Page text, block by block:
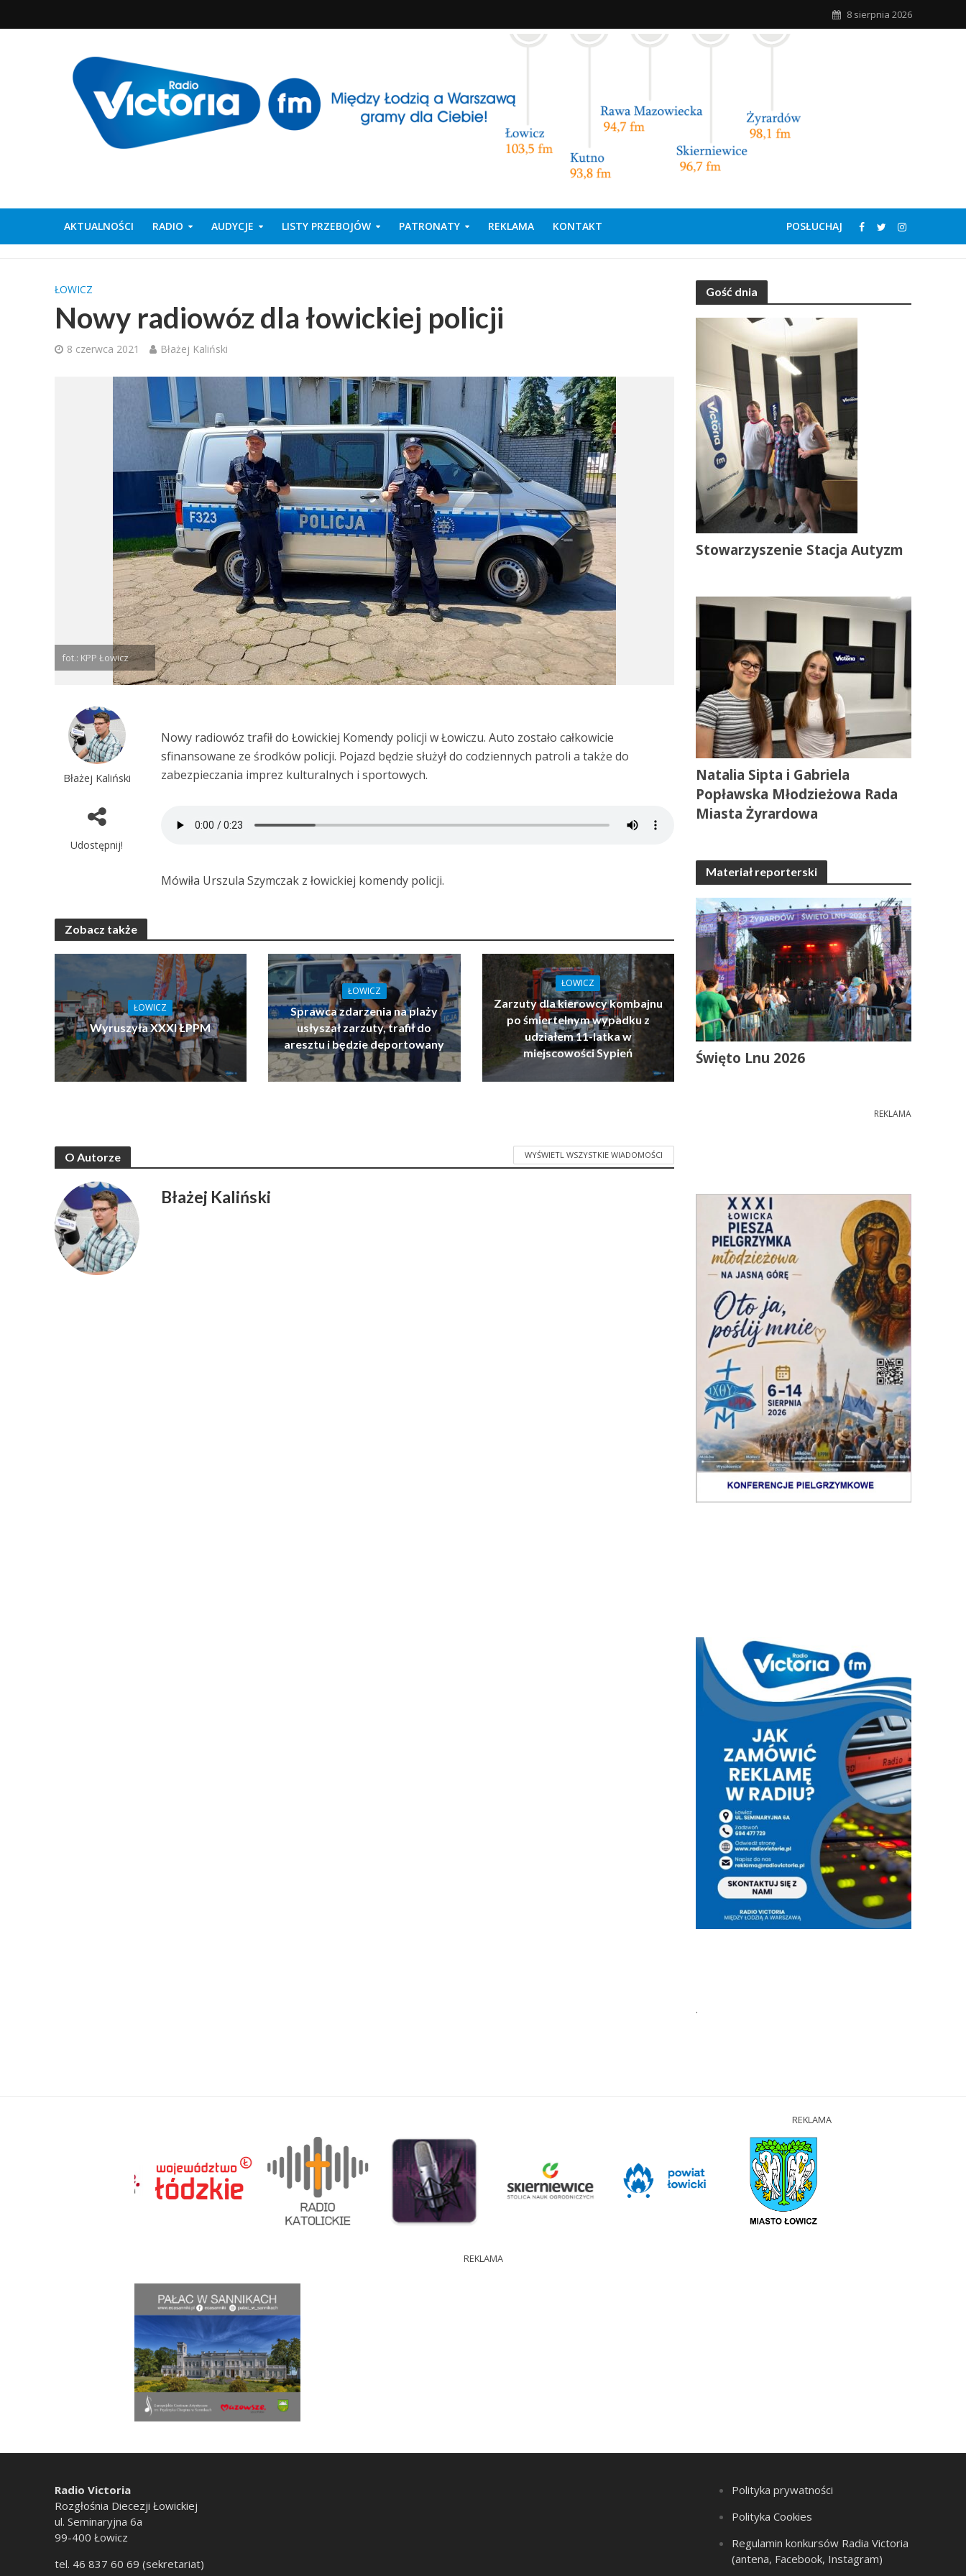
8 sierpnia 2026
AKTUALNOŚCI RADIO AUDYCJE LISTY PRZEBOJÓW PATRONATY REKLAMA KONTAKT POSŁUCHAJ
ŁOWICZ
Nowy radiowóz dla łowickiej policji
8 czerwca 2021 Błażej Kaliński
fot.: KPP Łowicz
Błażej Kaliński
Udostępnij!
Nowy radiowóz trafił do Łowickiej Komendy policji w Łowiczu. Auto zostało całkowicie
sfinansowane ze środków policji. Pojazd będzie służył do codziennych patroli a także do
zabezpieczania imprez kulturalnych i sportowych.
Mówiła Urszula Szymczak z łowickiej komendy policji.
Zobacz także
ŁOWICZ
Wyruszyła XXXI ŁPPM
ŁOWICZ
Sprawca zdarzenia na plaży
usłyszał zarzuty, trafił do
aresztu i będzie deportowany
ŁOWICZ
Zarzuty dla kierowcy kombajnu
po śmiertelnym wypadku z
udziałem 11-latka w
miejscowości Sypień
O Autorze WYŚWIETL WSZYSTKIE WIADOMOŚCI
Błażej Kaliński
Gość dnia
Stowarzyszenie Stacja Autyzm
Natalia Sipta i Gabriela
Popławska Młodzieżowa Rada
Miasta Żyrardowa
Materiał reporterski
Święto Lnu 2026
REKLAMA
.
REKLAMA
REKLAMA
Radio Victoria
Rozgłośnia Diecezji Łowickiej
ul. Seminaryjna 6a
99-400 Łowicz
tel. 46 837 60 69 (sekretariat)
Polityka prywatności
Polityka Cookies
Regulamin konkursów Radia Victoria
(antena, Facebook, Instagram)